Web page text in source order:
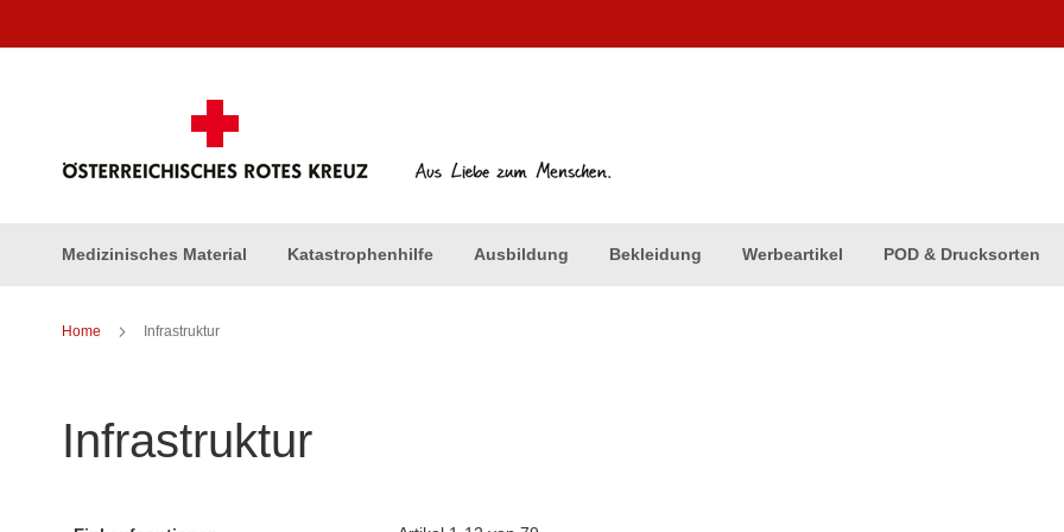
zum
Medizinisches Material Katastrophenhilfe Ausbildung Bekleidung Werbeartikel POD & Drucksorten
Home Infrastruktur
Infrastruktur